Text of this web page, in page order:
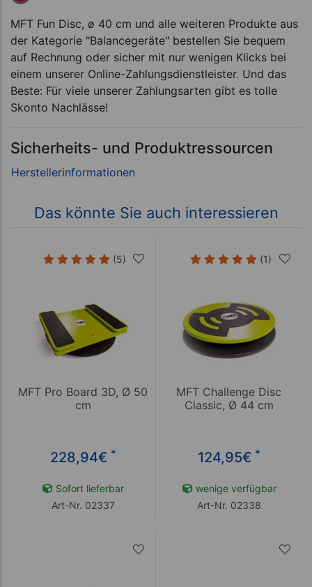
MFT Fun Disc, ø 40 cm und alle weiteren Produkte aus
der Kategorie "Balancegeräte" bestellen Sie bequem
auf Rechnung oder sicher mit nur wenigen Klicks bei
einem unserer Online-Zahlungsdienstleister. Und das
Beste: Für viele unserer Zahlungsarten gibt es tolle
Skonto Nachlässe!
Sicherheits- und Produktressourcen
Das könnte Sie auch interessieren
(5)
MFT Pro Board 3D, Ø 50
cm
228,94€ *
Sofort lieferbar
Art-Nr. 02337
(1)
MFT Challenge Disc
Classic, Ø 44 cm
124,95€ *
wenige verfügbar
Art-Nr. 02338